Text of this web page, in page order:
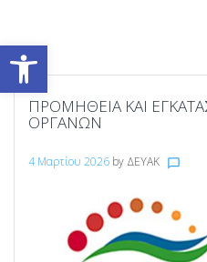
Ανοίξτε τη γραμμή εργαλείων
ΠΡΟΜΗΘΕΙΑ ΚΑΙ
ΟΡΓΑΝΩΝ
4 Μαρτίου 2026 by ΔΕΥΑΚ chat_bubble_outline